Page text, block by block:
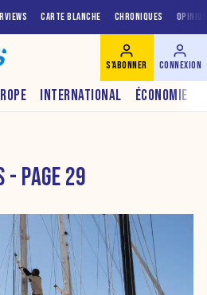
CARTE BLANCHE CHRONIQUES
INTERNATIONAL ÉCONOMIE
S'ABONNER CONNEXION
- PAGE 29